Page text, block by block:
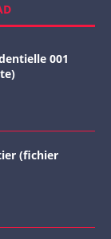
001
(fichier